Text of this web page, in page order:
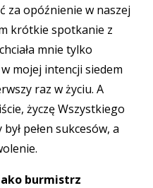
za opóźnienie w naszej
krótkie spotkanie z
mnie tylko
mojej intencji siedem
raz w życiu. A
życzę Wszystkiego
pełen sukcesów, a
burmistrz